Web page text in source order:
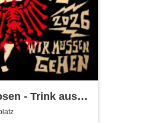
- Trink aus!
- Tour